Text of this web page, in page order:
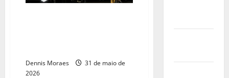
Dennis Moraes
31 de maio de
2026